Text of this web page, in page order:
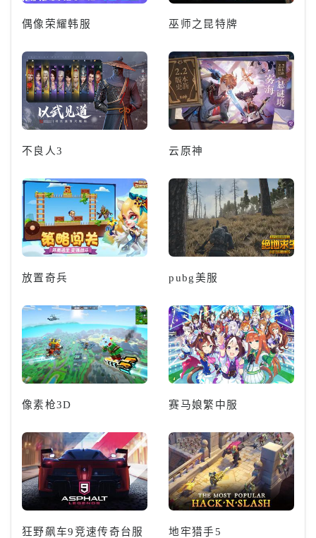
偶像荣耀韩服 巫师之昆特牌
不良人3 云原神
放置奇兵 pubg美服
像素枪3D 赛马娘繁中服
狂野飙车9竞速传奇台服 地牢猎手5